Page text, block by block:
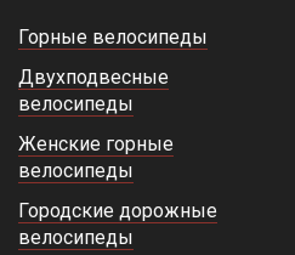
Горные велосипеды
Двухподвесные
велосипеды
Женские горные
велосипеды
Городские дорожные
велосипеды